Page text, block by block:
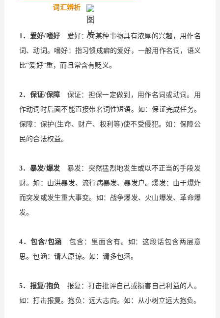
词汇辨析
1．爱好/嗜好 爱好：对某种事物具有浓厚的兴趣，用作名
词、动词。嗜好：指习惯成癖的爱好，一般用作名词，语义
比“爱好”重，而且常含有贬义。
2．保证/保障 保证：担保一定做到，用作名词或动词。用
作动词时后面不能直接带名词性短语。如：保证完成任务。
保障：保护(生命、财产、权利等)使不受侵犯。如：保障公
民的合法权益。
3．暴发/爆发 暴发：突然猛烈地发生或以不正当的手段发
财。如：山洪暴发、流行病暴发、暴发户。爆发：由于爆炸
而突发或发生重大事变。如：战争爆发、火山爆发、革命爆
发。
4．包含/包涵 包含：里面含有。如：这段话包含两层意
思。包涵：请人原谅。如：请多包涵。
5．报复/抱负
报复：打击批评自己或损害自己利益的人。
如：打击报复。抱负：远大志向。如：从小树立远大抱负。